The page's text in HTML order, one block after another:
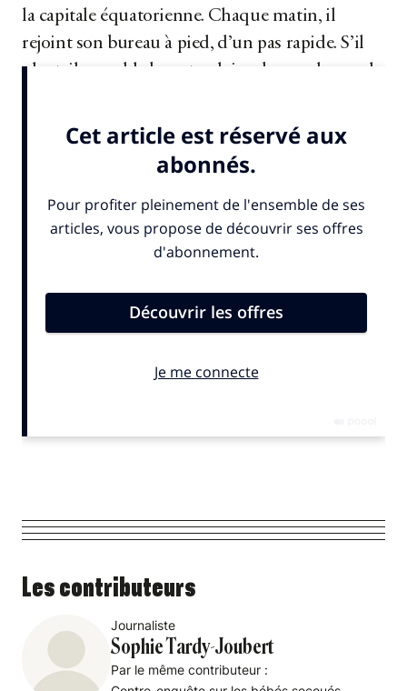
la capitale équatorienne. Chaque matin, il
rejoint son bureau à pied, d’un pas rapide. S’il
pleut, il prend le bus et se laisse bousculer par la
Les contributeurs
Journaliste
Sophie Tardy-Joubert
Par le même contributeur :